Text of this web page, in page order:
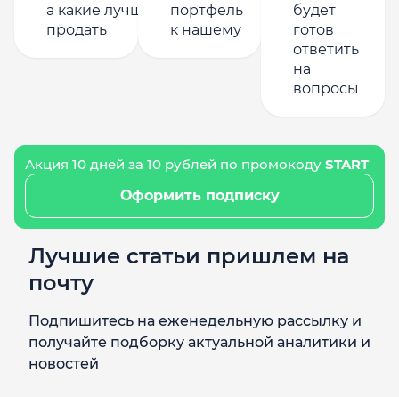
а какие лучше
продать
портфель
к нашему
будет
готов
ответить
на
вопросы
Акция 10 дней за 10 рублей по промокоду START
Оформить подписку
Лучшие статьи пришлем на
почту
Подпишитесь на еженедельную рассылку и
получайте подборку актуальной аналитики и
новостей